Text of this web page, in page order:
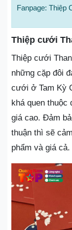
Fanpage: Thiệp
Thiệp cưới
Thiệp cưới
những cặp đôi
cưới ở Tam Kỳ
khá quen
giá cao. Đảm
thuận thì sẽ
phẩm và giá cả.